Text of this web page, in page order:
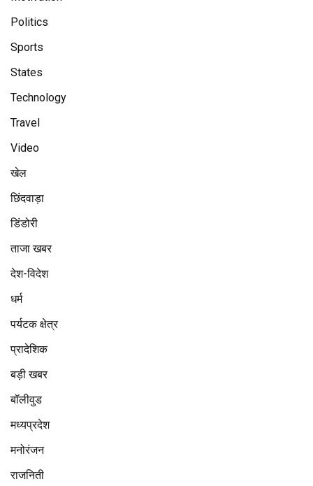
Politics
Sports
States
Technology
Travel
Video
खेल
छिंदवाड़ा
डिंडोरी
ताजा खबर
देश-विदेश
धर्म
पर्यटक क्षेत्र
प्रादेशिक
बड़ी खबर
बॉलीवुड
मध्यप्रदेश
मनोरंजन
राजनिती